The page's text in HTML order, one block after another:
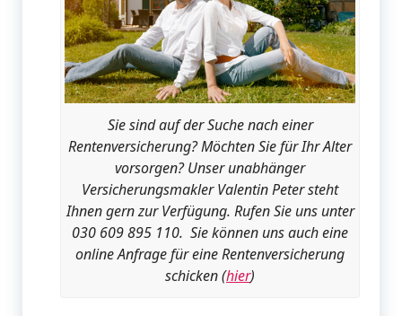
Sie sind auf der Suche nach einer
Rentenversicherung? Möchten Sie für Ihr Alter
vorsorgen? Unser unabhänger
Versicherungsmakler Valentin Peter steht
Ihnen gern zur Verfügung. Rufen Sie uns unter
030 609 895 110. Sie können uns auch eine
online Anfrage für eine Rentenversicherung
schicken (hier)